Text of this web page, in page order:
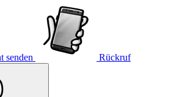
senden Rückruf